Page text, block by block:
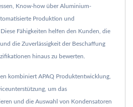
Know-how über Aluminium-
Produktion und
Fähigkeiten helfen den Kunden, die
die Zuverlässigkeit der Beschaffung
hinaus zu bewerten.
kombiniert APAQ Produktentwicklung,
um das
und die Auswahl von Kondensatoren